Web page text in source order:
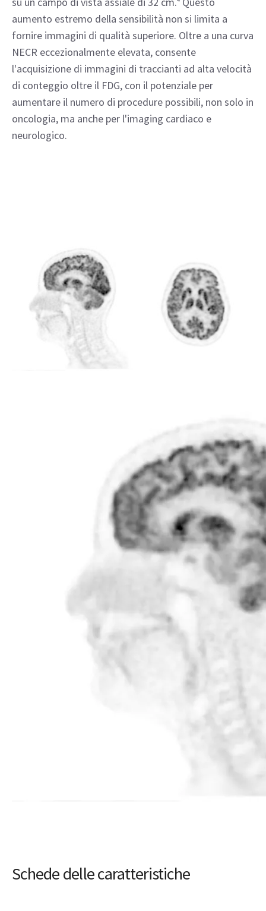
aumento estremo della sensibilità non si limita a
fornire immagini di qualità superiore. Oltre a una curva
NECR eccezionalmente elevata, consente
l'acquisizione di immagini di traccianti ad alta velocità
di conteggio oltre il FDG, con il potenziale per
aumentare il numero di procedure possibili, non solo in
oncologia, ma anche per l'imaging cardiaco e
neurologico.
Schede delle caratteristiche